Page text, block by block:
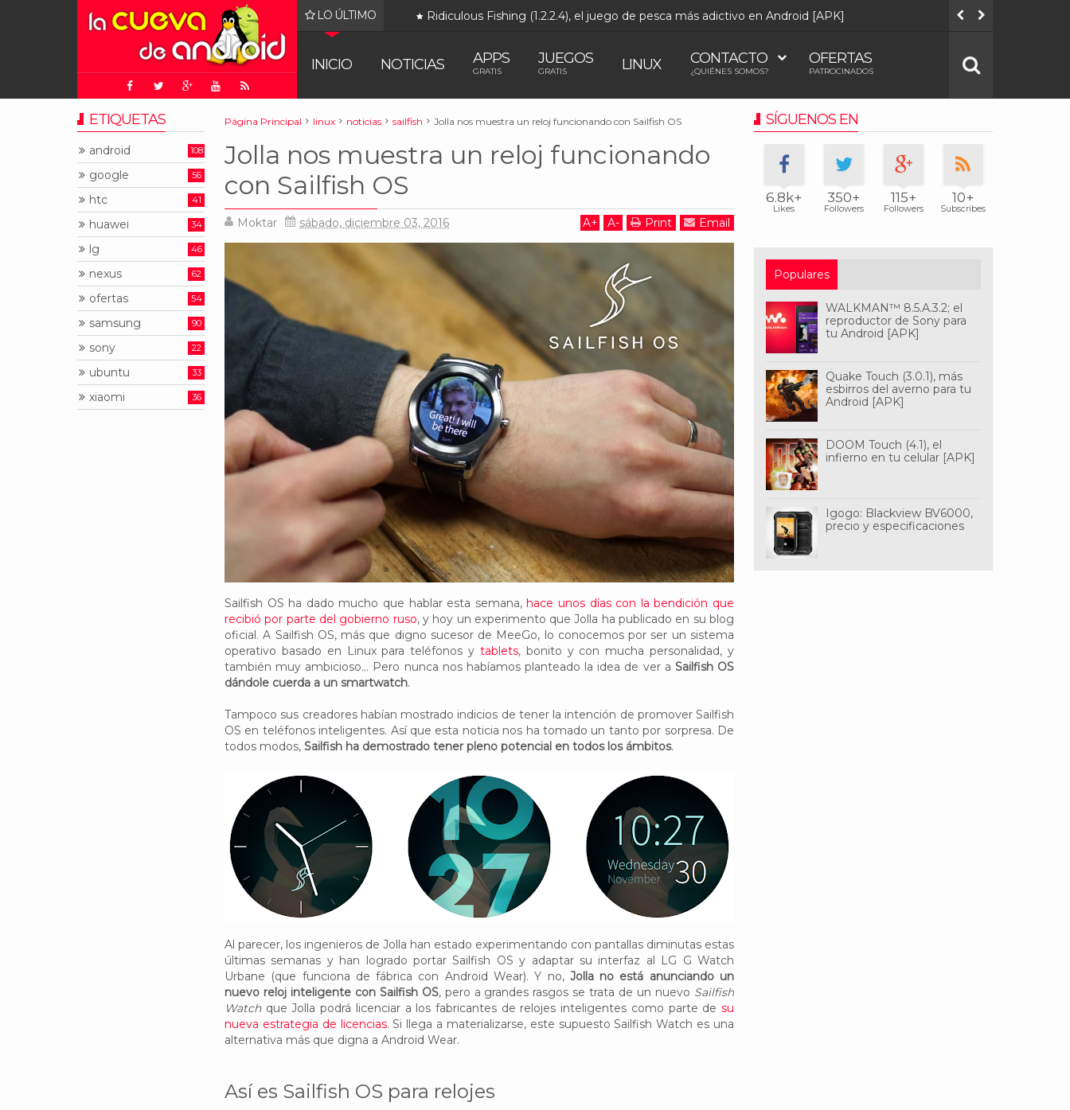
LO ÚLTIMO
(de alguna manera) correr DOOM Ridiculous Fishing (1.2.2.4), el juego de pesca más adictivo en Android [APK]
INICIO NOTICIAS APPS
GRATIS
JUEGOS
GRATIS LINUX CONTACTO
¿QUIÉNES SOMOS?
OFERTAS
PATROCINADOS
Página Principal linux noticias sailfish Jolla nos muestra un reloj funcionando con Sailfish OS
Jolla nos muestra un reloj funcionando
con Sailfish OS
Moktar sábado, diciembre 03, 2016 A+ A- Print Email
Sailfish OS ha dado mucho que hablar esta semana, hace unos días con la bendición que
recibió por parte del gobierno ruso, y hoy un experimento que Jolla ha publicado en su blog
oficial. A Sailfish OS, más que digno sucesor de MeeGo, lo conocemos por ser un sistema
operativo basado en Linux para teléfonos y tablets, bonito y con mucha personalidad, y
también muy ambicioso... Pero nunca nos habíamos planteado la idea de ver a Sailfish OS
dándole cuerda a un smartwatch.
Tampoco sus creadores habían mostrado indicios de tener la intención de promover Sailfish
OS en teléfonos inteligentes. Así que esta noticia nos ha tomado un tanto por sorpresa. De
todos modos, Sailfish ha demostrado tener pleno potencial en todos los ámbitos.
Al parecer, los ingenieros de Jolla han estado experimentando con pantallas diminutas estas
últimas semanas y han logrado portar Sailfish OS y adaptar su interfaz al LG G Watch
Urbane (que funciona de fábrica con Android Wear). Y no, Jolla no está anunciando un
nuevo reloj inteligente con Sailfish OS, pero a grandes rasgos se trata de un nuevo Sailfish
Watchque Jolla podrá licenciar a los fabricantes de relojes inteligentes como parte de su
nueva estrategia de licencias. Si llega a materializarse, este supuesto Sailfish Watch es una
alternativa más que digna a Android Wear.
Así es Sailfish OS para relojes
SÍGUENOS EN
6.8k+
Likes
350+
Followers
115+
Followers
10+
Subscribes
Populares
WALKMAN™ 8.5.A.3.2; el
reproductor de Sony para
tu Android [APK]
Quake Touch (3.0.1), más
esbirros del averno para tu
Android [APK]
DOOM Touch (4.1), el
infierno en tu celular [APK]
Igogo: Blackview BV6000,
precio y especificaciones
ETIQUETAS
android 108
google 56
htc 41
huawei 34
lg 46
nexus 62
ofertas 54
samsung 90
sony 22
ubuntu 33
xiaomi 36